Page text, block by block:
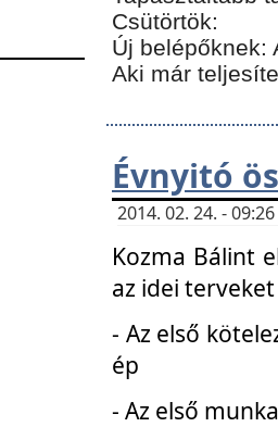
Csütörtök:
Új belépőknek:
Aki már
Évnyitó
2014. 02. 24. -
Kozma Bálint
az idei
- Az első
ép
- Az első